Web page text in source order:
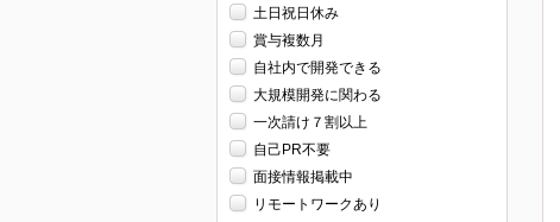
土日祝日休み
賞与複数月
自社内で開発できる
大規模開発に関わる
一次請け７割以上
自己PR不要
面接情報掲載中
リモートワークあり